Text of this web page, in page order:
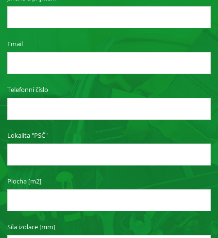
Email
Telefonní číslo
Lokalita "PSČ"
Plocha [m2]
Síla izolace [mm]